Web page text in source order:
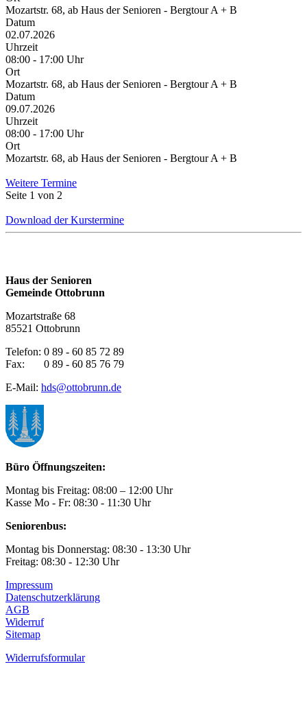
Mozartstr. 68, ab Haus der Senioren - Bergtour A + B
Datum
02.07.2026
Uhrzeit
08:00 - 17:00 Uhr
Ort
Mozartstr. 68, ab Haus der Senioren - Bergtour A + B
Datum
09.07.2026
Uhrzeit
08:00 - 17:00 Uhr
Ort
Mozartstr. 68, ab Haus der Senioren - Bergtour A + B
Weitere Termine
Seite 1 von 2
Download der Kurstermine
Haus der Senioren
Gemeinde Ottobrunn
Mozartstraße 68
85521 Ottobrunn
Telefon: 0 89 - 60 85 72 89
Fax: 0 89 - 60 85 76 79
E-Mail: hds@ottobrunn.de
Büro Öffnungszeiten:
Montag bis Freitag: 08:00 – 12:00 Uhr
Kasse Mo - Fr: 08:30 - 11:30 Uhr
Seniorenbus:
Montag bis Donnerstag: 08:30 - 13:30 Uhr
Freitag: 08:30 - 12:30 Uhr
Impressum
Datenschutzerklärung
AGB
Widerruf
Sitemap
Widerrufsformular